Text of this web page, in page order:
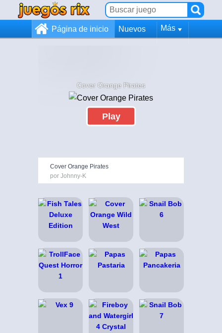
Página de inicio Nuevos Más
Cover Orange Pirates
Play
Cover Orange Pirates
por Johnny-K